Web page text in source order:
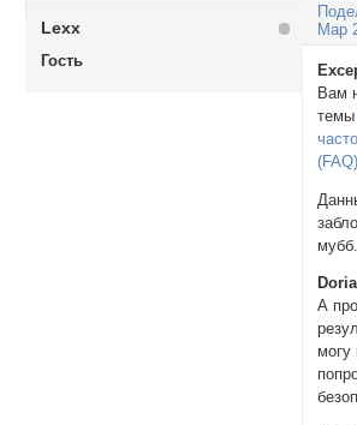
Мар
Lexx
Гость
Вам
(FAQ)
мубб.
А
могу